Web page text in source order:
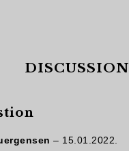
DISCUSSION
– 15.01.2022.